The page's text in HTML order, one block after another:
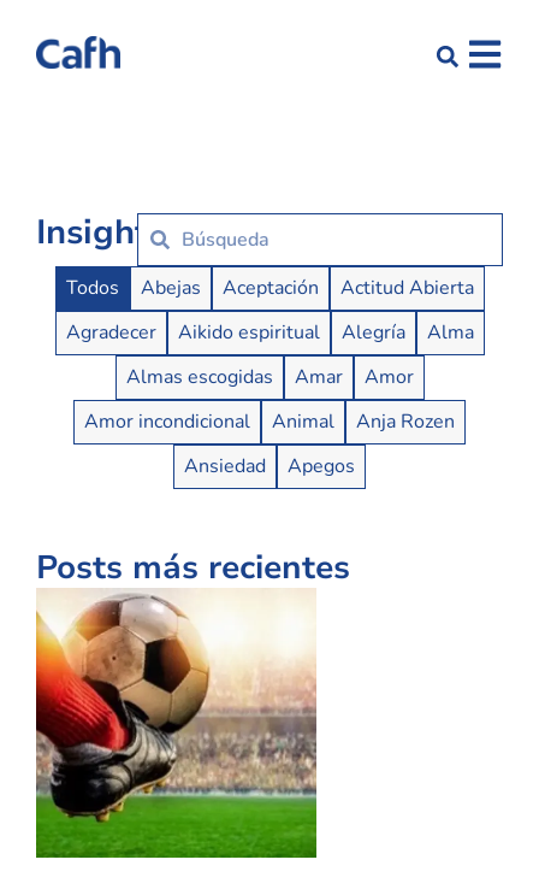
Insights
Insights Buttons
Todos Abejas Aceptación
Actitud Abierta
Agradecer
Aikido espiritual Alegría
Alma
Almas escogidas
Amar
Amor
Amor incondicional
Animal
Anja Rozen
Ansiedad
Apegos
Posts más recientes